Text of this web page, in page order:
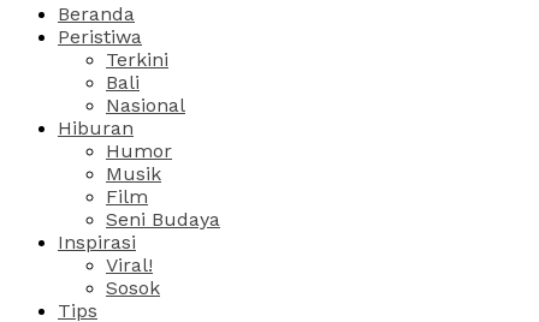
Beranda
Peristiwa
Terkini
Bali
Nasional
Hiburan
Humor
Musik
Film
Seni Budaya
Inspirasi
Viral!
Sosok
Tips